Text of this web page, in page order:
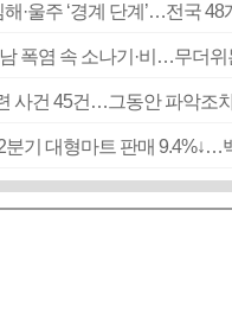
해·울주 ‘경계 단계’…전국
남 폭염 속 소나기·비…무더
사건 45건…그동안 파악조
분기 대형마트 판매 9.4%↓…